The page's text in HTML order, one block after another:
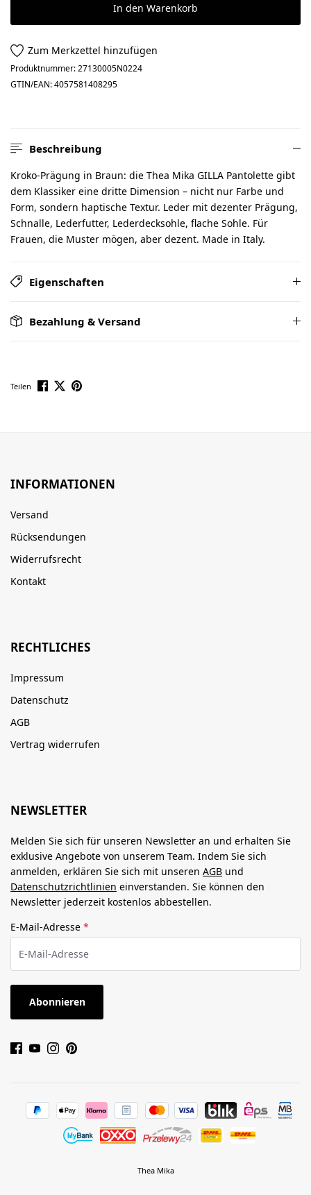
In den Warenkorb
Zum Merkzettel hinzufügen
Produktnummer:27130005N0224
GTIN/EAN:4057581408295
Beschreibung
Kroko-Prägung in Braun: die Thea Mika GILLA Pantolette gibt
dem Klassiker eine dritte Dimension – nicht nur Farbe und
Form, sondern haptische Textur. Leder mit dezenter Prägung,
Schnalle, Lederfutter, Lederdecksohle, flache Sohle. Für
Frauen, die Muster mögen, aber dezent. Made in Italy.
Eigenschaften
Bezahlung & Versand
Teilen
INFORMATIONEN
Versand
Rücksendungen
Widerrufsrecht
Kontakt
RECHTLICHES
Impressum
Datenschutz
AGB
Vertrag widerrufen
NEWSLETTER
Melden Sie sich für unseren Newsletter an und erhalten Sie
exklusive Angebote von unserem Team. Indem Sie sich
anmelden, erklären Sie sich mit unseren AGB und
Datenschutzrichtlinien einverstanden. Sie können den
Newsletter jederzeit kostenlos abbestellen.
E-Mail-Adresse *
Abonnieren
Thea Mika